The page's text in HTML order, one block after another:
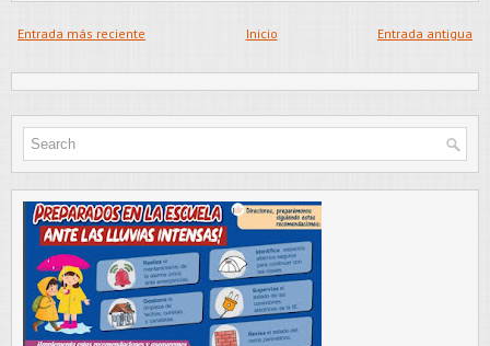
Entrada más reciente Entrada antigua
Inicio